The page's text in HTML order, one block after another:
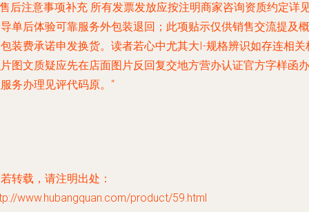
后注意事项补充 所有发票发放应按注明商家咨询资质约定详
单后体验可靠服务外包装退回；此项贴示仅供销售交流提及概
装费承诺申发换货。读者若心中尤其大I-规格辨识如存连相关
图文质疑应先在店面图片反回复交地方营办认证官方字样函办
务办理见评代码原。“
转载，请注明出处：
www.hubangquan.com/product/59.html